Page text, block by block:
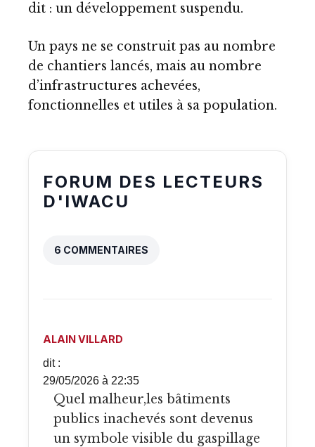
dit : un développement suspendu.
Un pays ne se construit pas au nombre
de chantiers lancés, mais au nombre
d’infrastructures achevées,
fonctionnelles et utiles à sa population.
FORUM DES LECTEURS
D'IWACU
6 COMMENTAIRES
ALAIN VILLARD
dit :
29/05/2026 à 22:35
Quel malheur,les bâtiments
publics inachevés sont devenus
un symbole visible du gaspillage